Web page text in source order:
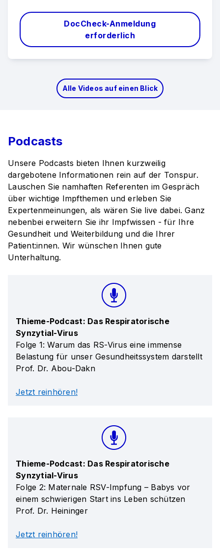
DocCheck-Anmeldung
erforderlich
Alle Videos auf einen Blick
Podcasts
Unsere Podcasts bieten Ihnen kurzweilig
dargebotene Informationen rein auf der Tonspur.
Lauschen Sie namhaften Referenten im Gespräch
über wichtige Impfthemen und erleben Sie
Expertenmeinungen, als wären Sie live dabei. Ganz
nebenbei erweitern Sie ihr Impfwissen - für Ihre
Gesundheit und Weiterbildung und die Ihrer
Patient:innen. Wir wünschen Ihnen gute
Unterhaltung.
Thieme-Podcast: Das Respiratorische
Synzytial-Virus
Folge 1: Warum das RS-Virus eine immense
Belastung für unser Gesundheitssystem darstellt
Prof. Dr. Abou-Dakn
Jetzt reinhören!
Thieme-Podcast: Das Respiratorische
Synzytial-Virus
Folge 2: Maternale RSV-Impfung – Babys vor
einem schwierigen Start ins Leben schützen
Prof. Dr. Heininger
Jetzt reinhören!